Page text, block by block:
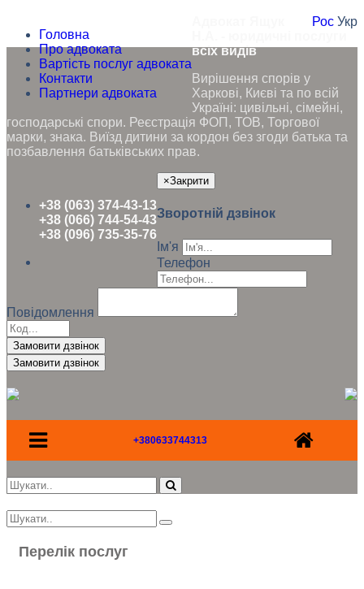
Головна
Про адвоката
Вартість послуг адвоката
Контакти
Партнери адвоката
Рос Укр
всіх видів
Вирішення спорів у
Харкові, Києві та по всій
Україні: цивільні, сімейні,
господарські спори. Реєстрація ФОП, ТОВ, Торгової
марки, знака. Виїзд дитини за кордон без згоди батька та
позбавлення батьківських прав.
+38 (063) 374-43-13
+38 (066) 744-54-43
+38 (096) 735-35-76
×Закрити
Зворотній дзвінок
Ім'я
Телефон
Повідомлення
Замовити дзвінок
+380633744313
Перелік послуг